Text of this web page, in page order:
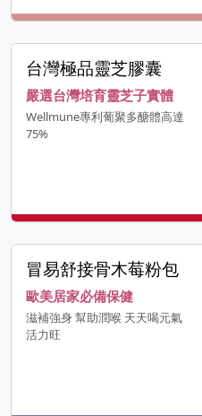
台灣極品靈芝膠囊
嚴選台灣培育靈芝子實體
Wellmune專利葡聚多醣體高達
75%
冒易舒接骨木莓粉包
歐美居家必備保健
滋補強身 幫助潤喉 天天喝元氣
活力旺